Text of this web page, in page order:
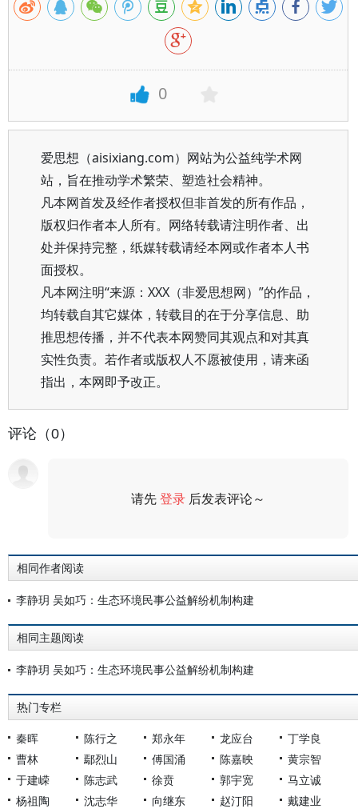
0
爱思想（aisixiang.com）网站为公益纯学术网
站，旨在推动学术繁荣、塑造社会精神。
凡本网首发及经作者授权但非首发的所有作品，
版权归作者本人所有。网络转载请注明作者、出
处并保持完整，纸媒转载请经本网或作者本人书
面授权。
凡本网注明“来源：XXX（非爱思想网）”的作品，
均转载自其它媒体，转载目的在于分享信息、助
推思想传播，并不代表本网赞同其观点和对其真
实性负责。若作者或版权人不愿被使用，请来函
指出，本网即予改正。
评论（0）
请先登录 后发表评论～
相同作者阅读
李静玥 吴如巧：生态环境民事公益解纷机制构建
相同主题阅读
李静玥 吴如巧：生态环境民事公益解纷机制构建
热门专栏
秦晖 陈行之 郑永年 龙应台
丁学良
曹林
鄢烈山 傅国涌 陈嘉映
黄宗智
于建嵘
陈志武 徐贲 郭宇宽
马立诚
杨祖陶
沈志华 向继东 赵汀阳 戴建业